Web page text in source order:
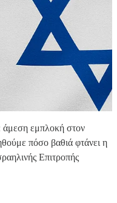
εμπλοκή στον
πόσο βαθιά φτάνει η
Επιτροπής